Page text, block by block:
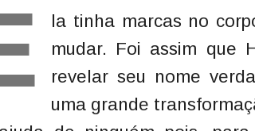
la tinha marcas no
mudar. Foi assim que
revelar seu nome
uma grande